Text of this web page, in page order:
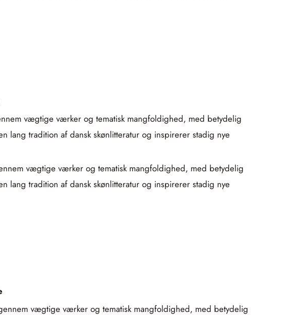
vægtige værker og tematisk mangfoldighed, med betydelig
lang tradition af dansk skønlitteratur og inspirerer stadig nye
vægtige værker og tematisk mangfoldighed, med betydelig
lang tradition af dansk skønlitteratur og inspirerer stadig nye
vægtige værker og tematisk mangfoldighed, med betydelig